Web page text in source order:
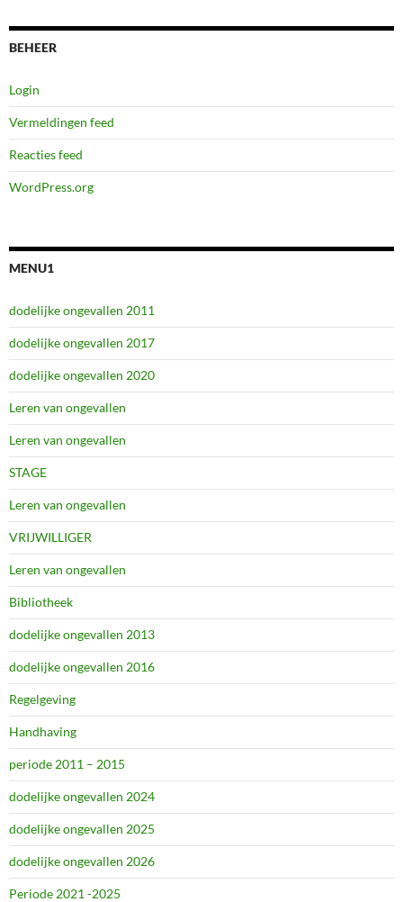
BEHEER
Login
Vermeldingen feed
Reacties feed
WordPress.org
MENU1
dodelijke ongevallen 2011
dodelijke ongevallen 2017
dodelijke ongevallen 2020
Leren van ongevallen
Leren van ongevallen
STAGE
Leren van ongevallen
VRIJWILLIGER
Leren van ongevallen
Bibliotheek
dodelijke ongevallen 2013
dodelijke ongevallen 2016
Regelgeving
Handhaving
periode 2011 – 2015
dodelijke ongevallen 2024
dodelijke ongevallen 2025
dodelijke ongevallen 2026
Periode 2021 -2025